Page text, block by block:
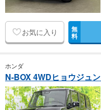
お気に入り 無
料
ホンダ
N-BOX 4WDヒョウジュン